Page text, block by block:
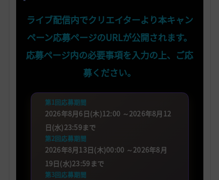
ライブ配信内でクリエイターより本キャン
ペーン応募ページのURLが公開されます。
応募ページ内の必要事項を入力の上、ご応
募ください。
第1回応募期間
2026年8月6日(木)12:00 ～2026年8月12
日(水)23:59まで
第2回応募期間
2026年8月13日(木)00:00 ～2026年8月
19日(水)23:59まで
第3回応募期間